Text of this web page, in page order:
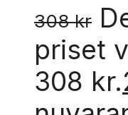
308kr
priset
308 kr.